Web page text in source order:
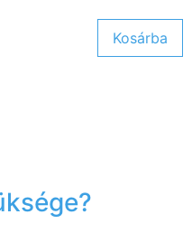
Kosárba